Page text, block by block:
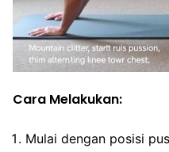
Cara Melakukan:
Mulai dengan posisi